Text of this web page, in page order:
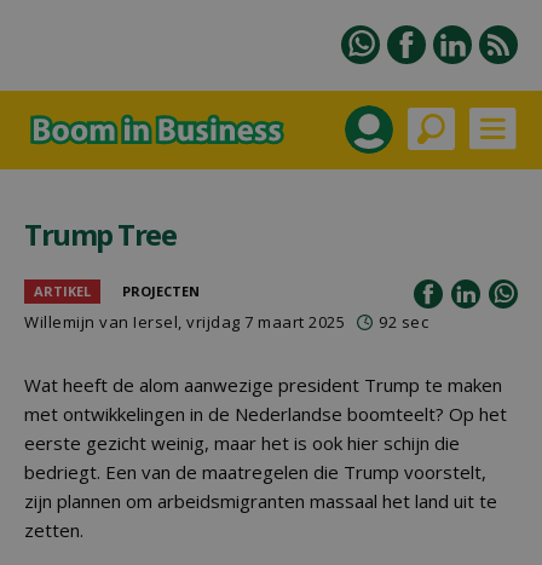
Trump Tree
ARTIKEL PROJECTEN
Willemijn van Iersel, vrijdag 7 maart 2025 92 sec
Wat heeft de alom aanwezige president Trump te maken
met ontwikkelingen in de Nederlandse boomteelt? Op het
eerste gezicht weinig, maar het is ook hier schijn die
bedriegt. Een van de maatregelen die Trump voorstelt,
zijn plannen om arbeidsmigranten massaal het land uit te
zetten.